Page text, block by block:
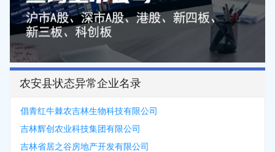
农安县状态异常企业名录
倡青红牛棘农吉林生物科技有限公司
吉林辉创农业科技集团有限公司
吉林省居之谷房地产开发有限公司